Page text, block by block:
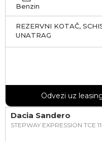
Benzin
REZERVNI KOTAČ,
UNATRAG
Odvezi uz
Dacia Sandero
STEPWAY EXPRESSION TCE